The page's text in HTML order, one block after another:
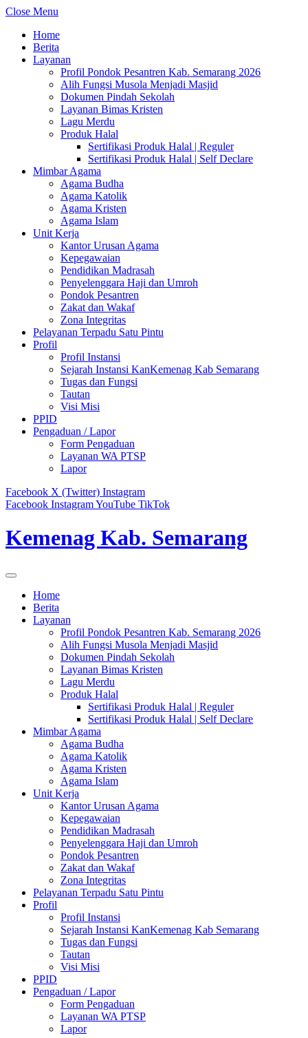
Close Menu
Home
Berita
Layanan
Profil Pondok Pesantren Kab. Semarang 2026
Alih Fungsi Musola Menjadi Masjid
Dokumen Pindah Sekolah
Layanan Bimas Kristen
Lagu Merdu
Produk Halal
Sertifikasi Produk Halal | Reguler
Sertifikasi Produk Halal | Self Declare
Mimbar Agama
Agama Budha
Agama Katolik
Agama Kristen
Agama Islam
Unit Kerja
Kantor Urusan Agama
Kepegawaian
Pendidikan Madrasah
Penyelenggara Haji dan Umroh
Pondok Pesantren
Zakat dan Wakaf
Zona Integritas
Pelayanan Terpadu Satu Pintu
Profil
Profil Instansi
Sejarah Instansi KanKemenag Kab Semarang
Tugas dan Fungsi
Tautan
Visi Misi
PPID
Pengaduan / Lapor
Form Pengaduan
Layanan WA PTSP
Lapor
Facebook X (Twitter) Instagram
Facebook InstagramYouTube TikTok
Kemenag Kab. Semarang
Home
Berita
Layanan
Profil Pondok Pesantren Kab. Semarang 2026
Alih Fungsi Musola Menjadi Masjid
Dokumen Pindah Sekolah
Layanan Bimas Kristen
Lagu Merdu
Produk Halal
Sertifikasi Produk Halal | Reguler
Sertifikasi Produk Halal | Self Declare
Mimbar Agama
Agama Budha
Agama Katolik
Agama Kristen
Agama Islam
Unit Kerja
Kantor Urusan Agama
Kepegawaian
Pendidikan Madrasah
Penyelenggara Haji dan Umroh
Pondok Pesantren
Zakat dan Wakaf
Zona Integritas
Pelayanan Terpadu Satu Pintu
Profil
Profil Instansi
Sejarah Instansi KanKemenag Kab Semarang
Tugas dan Fungsi
Tautan
Visi Misi
PPID
Pengaduan / Lapor
Form Pengaduan
Layanan WA PTSP
Lapor